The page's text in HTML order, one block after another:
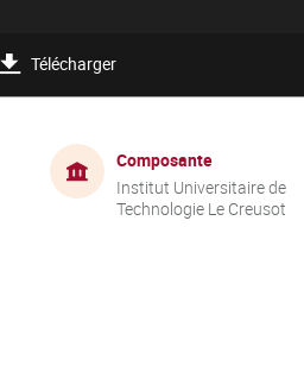
Télécharger
Composante
Institut Universitaire de
Technologie Le Creusot